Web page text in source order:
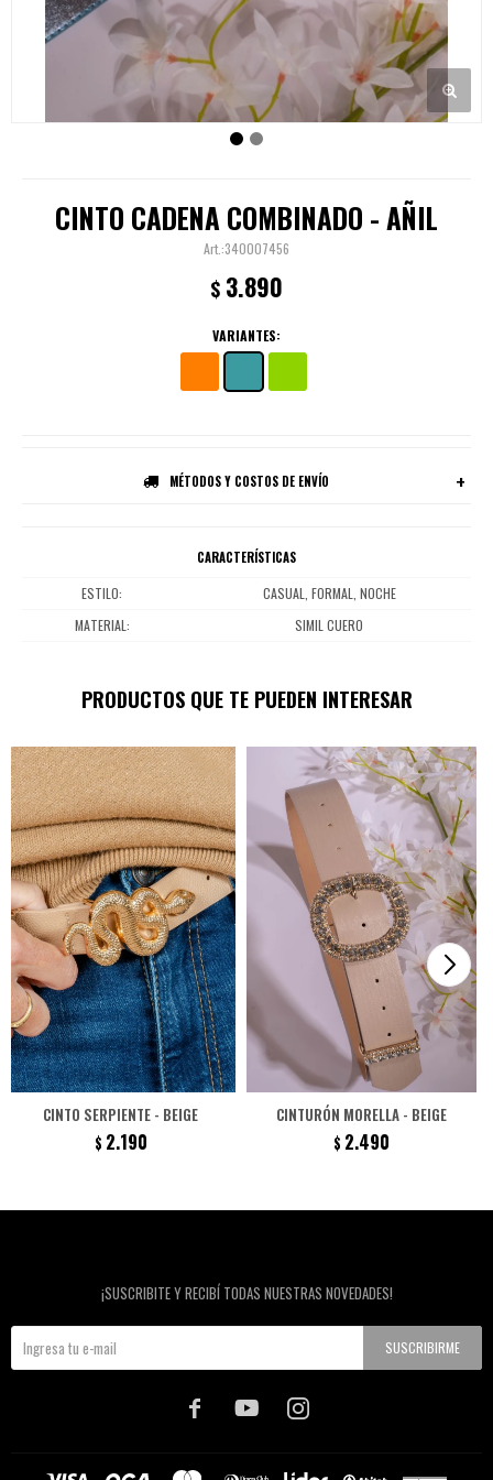
CINTO CADENA COMBINADO - AÑIL
340007456
$ 3.890
VARIANTES:
MÉTODOS Y COSTOS DE ENVÍO
CARACTERÍSTICAS
ESTILO
CASUAL, FORMAL, NOCHE
MATERIAL
SIMIL CUERO
PRODUCTOS QUE TE PUEDEN INTERESAR
CINTO SERPIENTE - BEIGE
$ 2.190
CINTURÓN MORELLA - BEIGE
$ 2.490
¡SUSCRIBITE Y RECIBÍ TODAS NUESTRAS NOVEDADES!
SUSCRIBIRME
  